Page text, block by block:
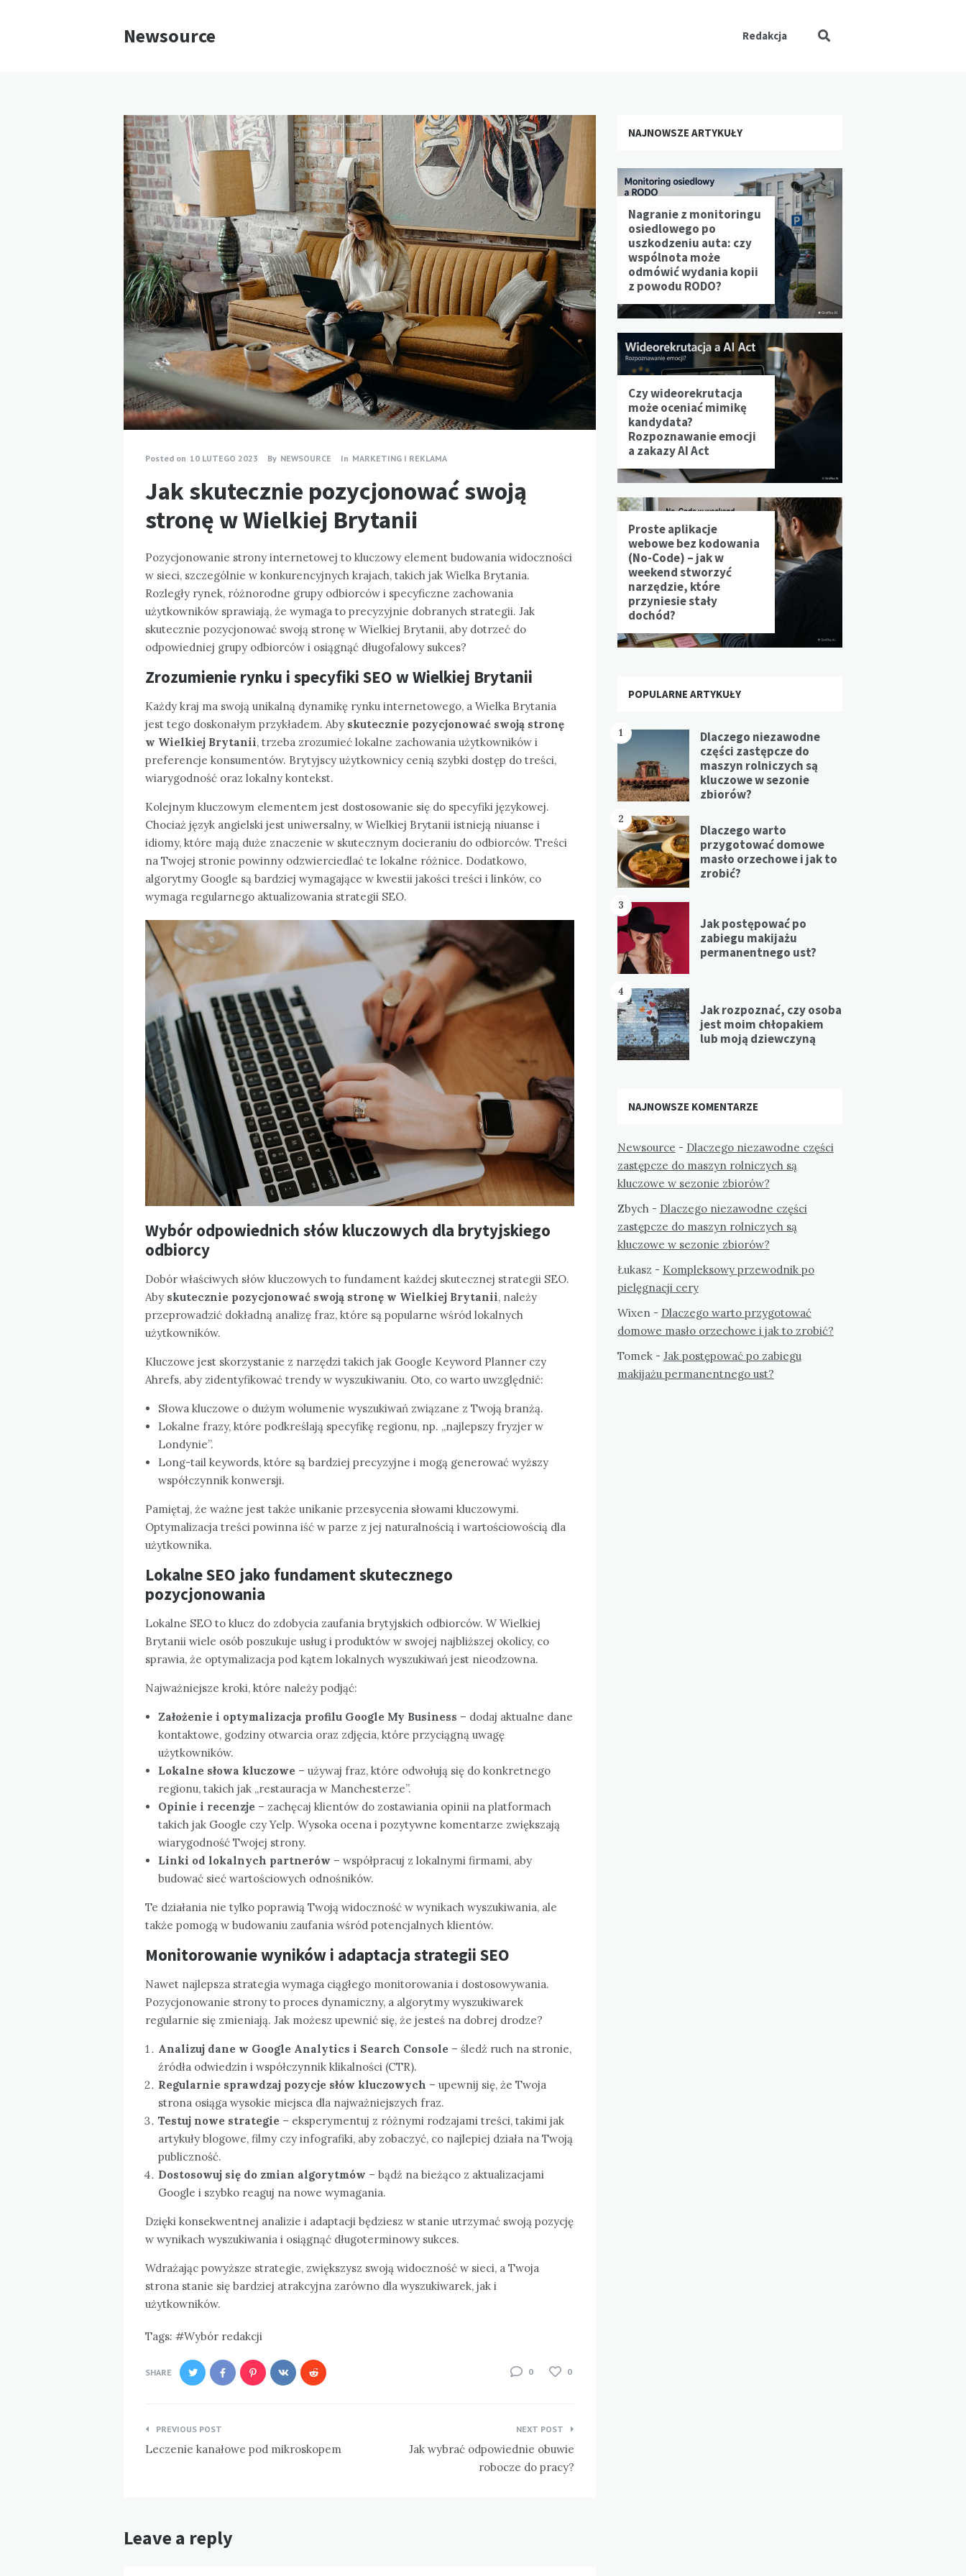
Newsource Redakcja
Posted on 10 LUTEGO 2023 By NEWSOURCE In MARKETING I REKLAMA
Jak skutecznie pozycjonować swoją
stronę w Wielkiej Brytanii
Pozycjonowanie strony internetowej to kluczowy element budowania widoczności
w sieci, szczególnie w konkurencyjnych krajach, takich jak Wielka Brytania.
Rozległy rynek, różnorodne grupy odbiorców i specyficzne zachowania
użytkowników sprawiają, że wymaga to precyzyjnie dobranych strategii. Jak
skutecznie pozycjonować swoją stronę w Wielkiej Brytanii, aby dotrzeć do
odpowiedniej grupy odbiorców i osiągnąć długofalowy sukces?
Zrozumienie rynku i specyfiki SEO w Wielkiej Brytanii
Każdy kraj ma swoją unikalną dynamikę rynku internetowego, a Wielka Brytania
jest tego doskonałym przykładem. Aby skutecznie pozycjonować swoją stronę
w Wielkiej Brytanii, trzeba zrozumieć lokalne zachowania użytkowników i
preferencje konsumentów. Brytyjscy użytkownicy cenią szybki dostęp do treści,
wiarygodność oraz lokalny kontekst.
Kolejnym kluczowym elementem jest dostosowanie się do specyfiki językowej.
Chociaż język angielski jest uniwersalny, w Wielkiej Brytanii istnieją niuanse i
idiomy, które mają duże znaczenie w skutecznym docieraniu do odbiorców. Treści
na Twojej stronie powinny odzwierciedlać te lokalne różnice. Dodatkowo,
algorytmy Google są bardziej wymagające w kwestii jakości treści i linków, co
wymaga regularnego aktualizowania strategii SEO.
Wybór odpowiednich słów kluczowych dla brytyjskiego
odbiorcy
Dobór właściwych słów kluczowych to fundament każdej skutecznej strategii SEO.
Aby skutecznie pozycjonować swoją stronę w Wielkiej Brytanii, należy
przeprowadzić dokładną analizę fraz, które są popularne wśród lokalnych
użytkowników.
Kluczowe jest skorzystanie z narzędzi takich jak Google Keyword Planner czy
Ahrefs, aby zidentyfikować trendy w wyszukiwaniu. Oto, co warto uwzględnić:
Słowa kluczowe o dużym wolumenie wyszukiwań związane z Twoją branżą.
Lokalne frazy, które podkreślają specyfikę regionu, np. „najlepszy fryzjer w
Londynie”.
Long-tail keywords, które są bardziej precyzyjne i mogą generować wyższy
współczynnik konwersji.
Pamiętaj, że ważne jest także unikanie przesycenia słowami kluczowymi.
Optymalizacja treści powinna iść w parze z jej naturalnością i wartościowością dla
użytkownika.
Lokalne SEO jako fundament skutecznego
pozycjonowania
Lokalne SEO to klucz do zdobycia zaufania brytyjskich odbiorców. W Wielkiej
Brytanii wiele osób poszukuje usług i produktów w swojej najbliższej okolicy, co
sprawia, że optymalizacja pod kątem lokalnych wyszukiwań jest nieodzowna.
Najważniejsze kroki, które należy podjąć:
Założenie i optymalizacja profilu Google My Business – dodaj aktualne dane
kontaktowe, godziny otwarcia oraz zdjęcia, które przyciągną uwagę
użytkowników.
Lokalne słowa kluczowe – używaj fraz, które odwołują się do konkretnego
regionu, takich jak „restauracja w Manchesterze”.
Opinie i recenzje – zachęcaj klientów do zostawiania opinii na platformach
takich jak Google czy Yelp. Wysoka ocena i pozytywne komentarze zwiększają
wiarygodność Twojej strony.
Linki od lokalnych partnerów – współpracuj z lokalnymi firmami, aby
budować sieć wartościowych odnośników.
Te działania nie tylko poprawią Twoją widoczność w wynikach wyszukiwania, ale
także pomogą w budowaniu zaufania wśród potencjalnych klientów.
Monitorowanie wyników i adaptacja strategii SEO
Nawet najlepsza strategia wymaga ciągłego monitorowania i dostosowywania.
Pozycjonowanie strony to proces dynamiczny, a algorytmy wyszukiwarek
regularnie się zmieniają. Jak możesz upewnić się, że jesteś na dobrej drodze?
Analizuj dane w Google Analytics i Search Console – śledź ruch na stronie,
źródła odwiedzin i współczynnik klikalności (CTR).
Regularnie sprawdzaj pozycje słów kluczowych – upewnij się, że Twoja
strona osiąga wysokie miejsca dla najważniejszych fraz.
Testuj nowe strategie – eksperymentuj z różnymi rodzajami treści, takimi jak
artykuły blogowe, filmy czy infografiki, aby zobaczyć, co najlepiej działa na Twoją
publiczność.
Dostosowuj się do zmian algorytmów – bądź na bieżąco z aktualizacjami
Google i szybko reaguj na nowe wymagania.
Dzięki konsekwentnej analizie i adaptacji będziesz w stanie utrzymać swoją pozycję
w wynikach wyszukiwania i osiągnąć długoterminowy sukces.
Wdrażając powyższe strategie, zwiększysz swoją widoczność w sieci, a Twoja
strona stanie się bardziej atrakcyjna zarówno dla wyszukiwarek, jak i
użytkowników.
Tags: Wybór redakcji
SHARE 0 0
Nawigacja
wpisu
PREVIOUS POST
Leczenie kanałowe pod mikroskopem
NEXT POST
Jak wybrać odpowiednie obuwie
robocze do pracy?
Leave a reply
NAJNOWSZE ARTYKUŁY
Nagranie z monitoringu
osiedlowego po
uszkodzeniu auta: czy
wspólnota może
odmówić wydania kopii
z powodu RODO?
Czy wideorekrutacja
może oceniać mimikę
kandydata?
Rozpoznawanie emocji
a zakazy AI Act
Proste aplikacje
webowe bez kodowania
(No-Code) – jak w
weekend stworzyć
narzędzie, które
przyniesie stały
dochód?
POPULARNE ARTYKUŁY
1
Dlaczego niezawodne
części zastępcze do
maszyn rolniczych są
kluczowe w sezonie
zbiorów?
2
Dlaczego warto
przygotować domowe
masło orzechowe i jak to
zrobić?
3
Jak postępować po
zabiegu makijażu
permanentnego ust?
4
Jak rozpoznać, czy osoba
jest moim chłopakiem
lub moją dziewczyną
NAJNOWSZE KOMENTARZE
Newsource - Dlaczego niezawodne części
zastępcze do maszyn rolniczych są
kluczowe w sezonie zbiorów?
Zbych - Dlaczego niezawodne części
zastępcze do maszyn rolniczych są
kluczowe w sezonie zbiorów?
Łukasz - Kompleksowy przewodnik po
pielęgnacji cery
Wixen - Dlaczego warto przygotować
domowe masło orzechowe i jak to zrobić?
Tomek- Jak postępować po zabiegu
makijażu permanentnego ust?